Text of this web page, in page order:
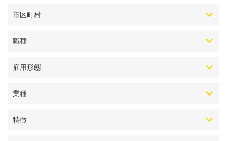
市区町村
職種
雇用形態
業種
特徴